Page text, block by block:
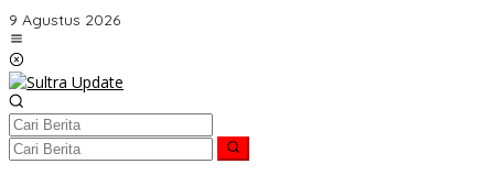
Lewati
ke
konten
9 Agustus 2026